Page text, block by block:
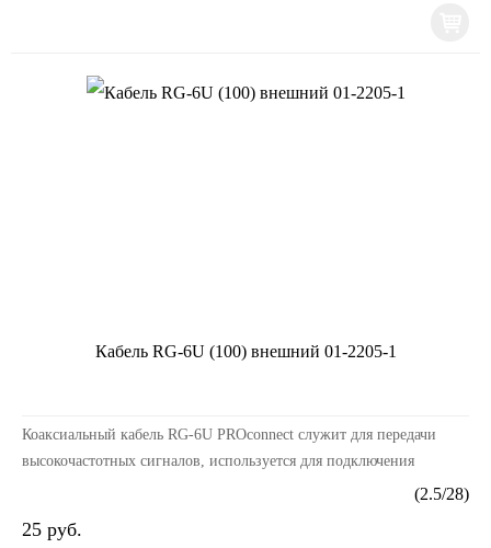
Кабель RG-6U (100) внешний 01-2205-1
Коаксиальный кабель RG-6U PROconnect служит для передачи
высокочастотных сигналов, используется для подключения
(2.5/28)
25 руб.